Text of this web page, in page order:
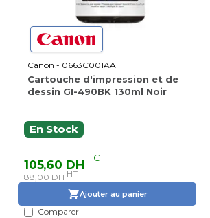
Canon - 0663C001AA
Cartouche d'impression et de
dessin GI-490BK 130ml Noir
En Stock
105,60 DHTTC
88,00 DH HT
Ajouter au panier
Comparer